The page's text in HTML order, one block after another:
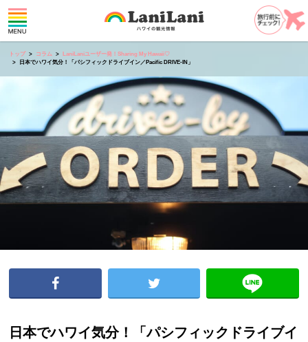
トップ コラム
LaniLaniユーザー発！Sharing My Hawaii♡
日本でハワイ気分！「パシフィックドライブイン／Pacific DRIVE-IN」
日本でハワイ気分！「パシフィックドライブイ